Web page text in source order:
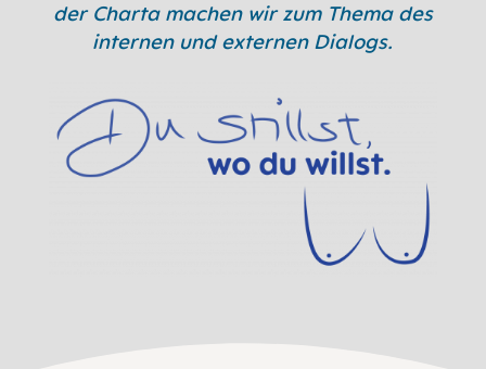
der Charta machen wir zum Thema des
internen und externen Dialogs.